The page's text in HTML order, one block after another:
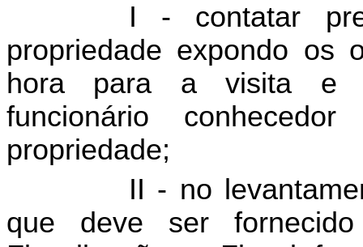
I - contatar
propriedade expondo os
hora para a visita e
funcionário
propriedade;
II - no
que deve ser